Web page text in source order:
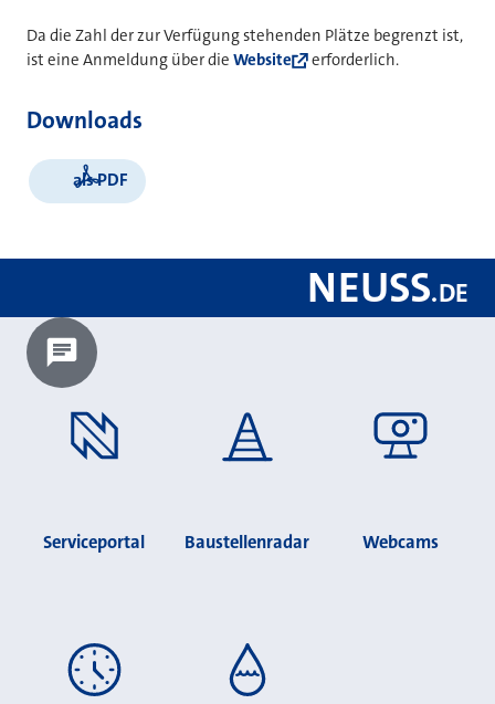
Da die Zahl der zur Verfügung stehenden Plätze begrenzt ist,
ist eine Anmeldung über die Website erforderlich.
Downloads
als PDF
NEUSS.DE
Chatbot laden?
Serviceportal Baustellenradar Webcams